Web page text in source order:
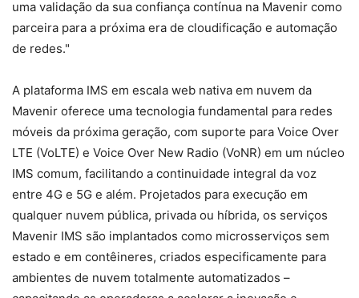
uma validação da sua confiança contínua na Mavenir como
parceira para a próxima era de cloudificação e automação
de redes."
A plataforma IMS em escala web nativa em nuvem da
Mavenir oferece uma tecnologia fundamental para redes
móveis da próxima geração, com suporte para Voice Over
LTE (VoLTE) e Voice Over New Radio (VoNR) em um núcleo
IMS comum, facilitando a continuidade integral da voz
entre 4G e 5G e além. Projetados para execução em
qualquer nuvem pública, privada ou híbrida, os serviços
Mavenir IMS são implantados como microsserviços sem
estado e em contêineres, criados especificamente para
ambientes de nuvem totalmente automatizados –